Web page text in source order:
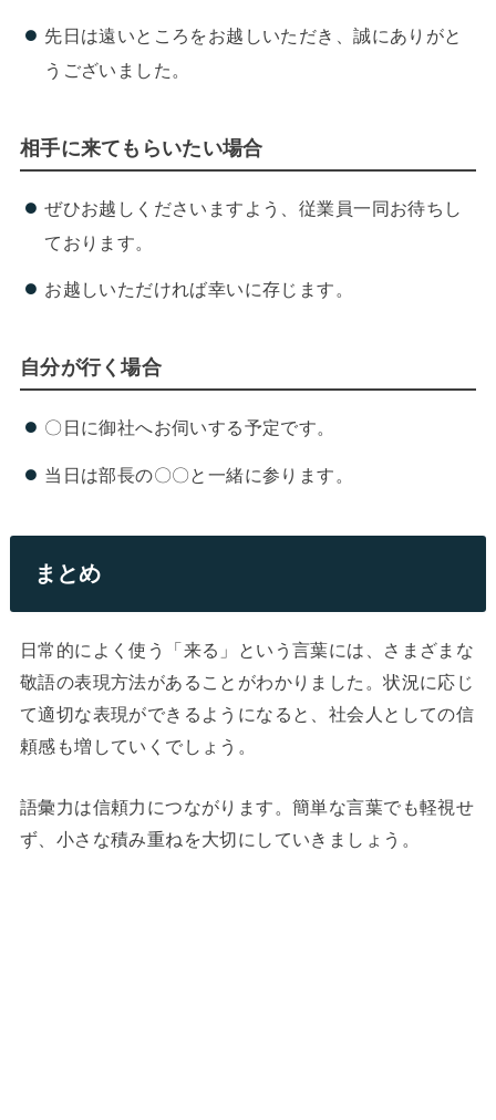
先日は遠いところをお越しいただき、誠にありがと
うございました。
相手に来てもらいたい場合
ぜひお越しくださいますよう、従業員一同お待ちし
ております。
お越しいただければ幸いに存じます。
自分が行く場合
〇日に御社へお伺いする予定です。
当日は部長の〇〇と一緒に参ります。
まとめ
日常的によく使う「来る」という言葉には、さまざまな
敬語の表現方法があることがわかりました。状況に応じ
て適切な表現ができるようになると、社会人としての信
頼感も増していくでしょう。
語彙力は信頼力につながります。簡単な言葉でも軽視せ
ず、小さな積み重ねを大切にしていきましょう。